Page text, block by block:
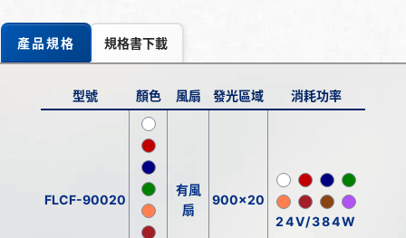
產品規格 規格書下載
型號 顏色 風扇 發光區域 消耗功率
FLCF-90020
有風
扇
900x20
24V/384W